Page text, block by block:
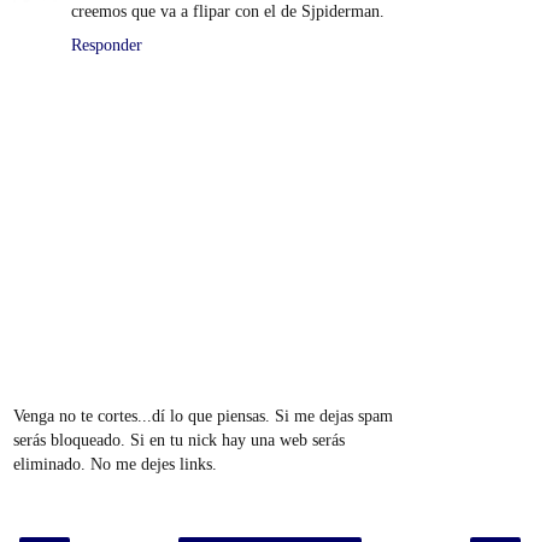
creemos que va a flipar con el de Sjpiderman.
Responder
Venga no te cortes...dí lo que piensas. Si me dejas spam
serás bloqueado. Si en tu nick hay una web serás
eliminado. No me dejes links.